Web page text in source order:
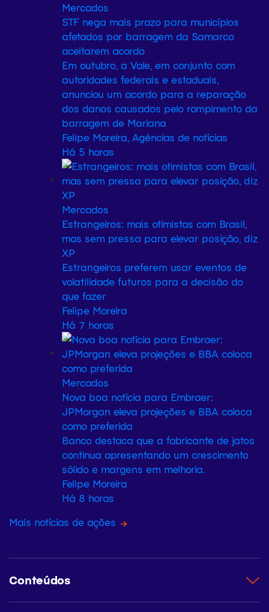
Mercados
STF nega mais prazo para municípios
afetados por barragem da Samarco
aceitarem acordo
Em outubro, a Vale, em conjunto com
autoridades federais e estaduais,
anunciou um acordo para a reparação
dos danos causados pelo rompimento da
barragem de Mariana
Felipe Moreira, Agências de notícias
Há 5 horas
Mercados
Estrangeiros: mais otimistas com Brasil,
mas sem pressa para elevar posição, diz
XP
Estrangeiros preferem usar eventos de
volatilidade futuros para a decisão do
que fazer
Felipe Moreira
Há 7 horas
Mercados
Nova boa notícia para Embraer:
JPMorgan eleva projeções e BBA coloca
como preferida
Banco destaca que a fabricante de jatos
continua apresentando um crescimento
sólido e margens em melhoria.
Felipe Moreira
Há 8 horas
Mais notícias de ações
Conteúdos